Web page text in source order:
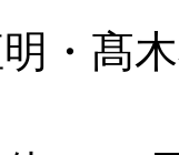
・髙